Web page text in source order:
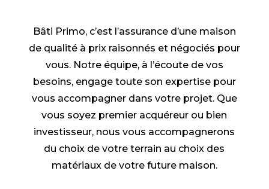
Bâti Primo, c’est l’assurance d’une maison
de qualité à prix raisonnés et négociés pour
vous. Notre équipe, à l’écoute de vos
besoins, engage toute son expertise pour
vous accompagner dans votre projet. Que
vous soyez premier acquéreur ou bien
investisseur, nous vous accompagnerons
du choix de votre terrain au choix des
matériaux de votre future maison.